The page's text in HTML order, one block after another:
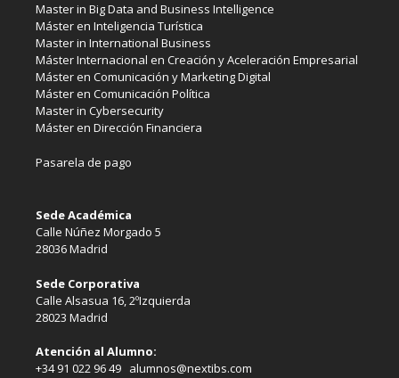
Master in Big Data and Business Intelligence
Máster en Inteligencia Turística
Master in International Business
Máster Internacional en Creación y Aceleración Empresarial
Máster en Comunicación y Marketing Digital
Máster en Comunicación Política
Master in Cybersecurity
Máster en Dirección Financiera
Pasarela de pago
Sede Académica
Calle Núñez Morgado 5
28036 Madrid
Sede Corporativa
Calle Alsasua 16, 2ºIzquierda
28023 Madrid
Atención al Alumno:
+34 91 022 96 49 alumnos@nextibs.com